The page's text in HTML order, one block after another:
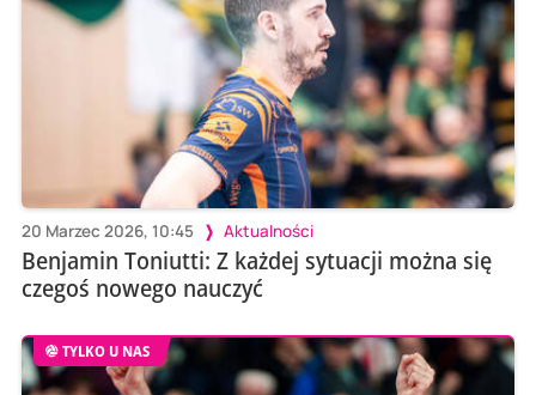
20 Marzec 2026, 10:45 Aktualności
Benjamin Toniutti: Z każdej sytuacji można się
czegoś nowego nauczyć
TYLKO U NAS